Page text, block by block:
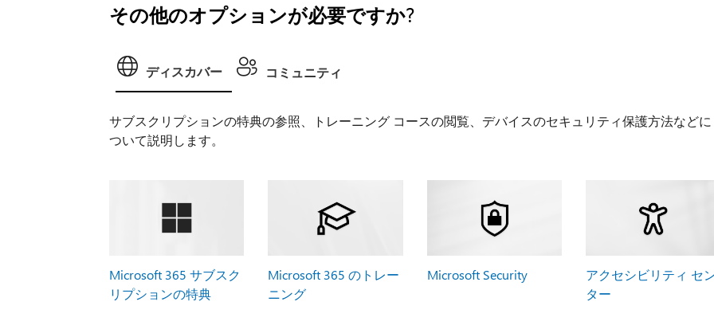
その他のオプションが必要ですか?
ディスカバー コミュニティ
サブスクリプションの特典の参照、トレーニング コースの閲覧、デバイスのセキュリティ保護方法などに
ついて説明します。
Microsoft 365 サブスク
リプションの特典
Microsoft 365 のトレー
ニング
Microsoft Security
アクセシビリティ セ
ター